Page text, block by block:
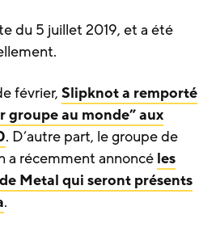
du 5 juillet 2019, et a été
février, Slipknot a remporté
groupe au monde” aux
. D’autre part, le groupe de
a récemment annoncé les
Metal qui seront présents
.